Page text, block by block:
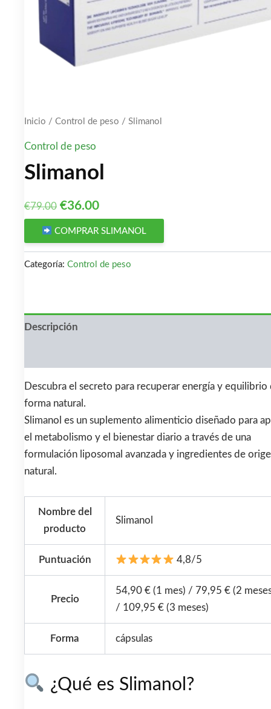
Inicio / Control de peso / Slimanol
Control de peso
Slimanol
€79.00 El
precio
original
era:
€36.00El
precio
actual
es:
COMPRAR SLIMANOL
Categoría: Control de peso
Descripción
Descubra el secreto para recuperar energía y equilibrio
forma natural.
Slimanol es un suplemento alimenticio diseñado para
el metabolismo y el bienestar diario a través de una
formulación liposomal avanzada y ingredientes de
natural.
Nombre del
producto
Slimanol
Puntuación 4,8/5
Precio
54,90 € (1 mes) / 79,95 € (2
/ 109,95 € (3 meses)
Forma cápsulas
¿Qué es Slimanol?